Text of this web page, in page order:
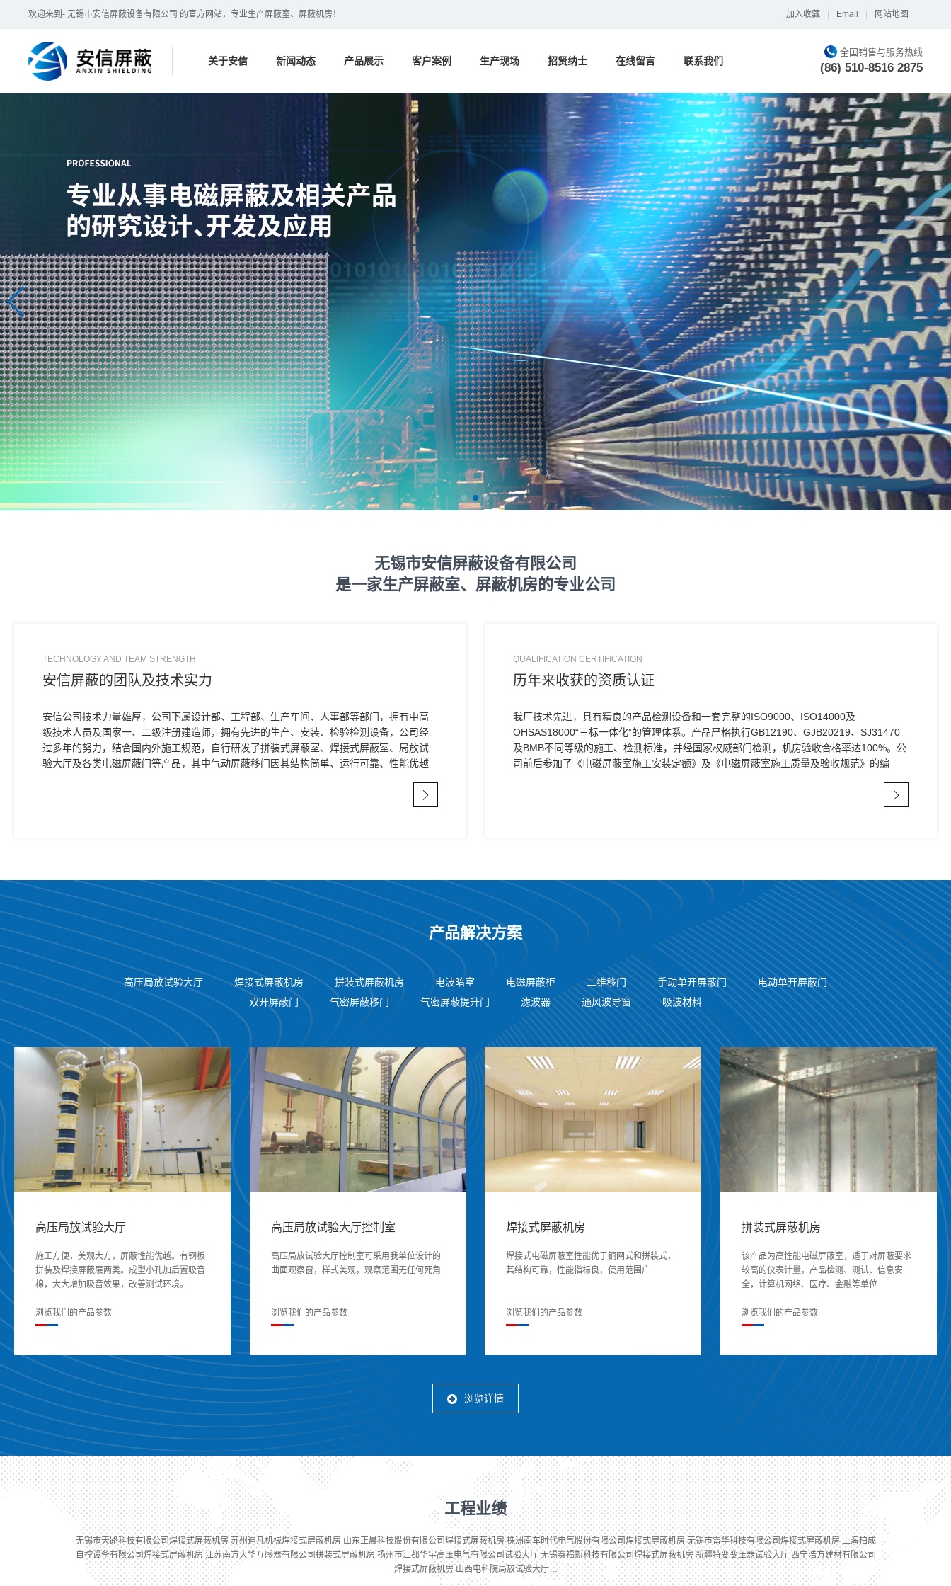
欢迎来到- 无锡市安信屏蔽设备有限公司 的官方网站，专业生产屏蔽室、屏蔽机房！ 加入收藏 Email 网站地图
关于安信 新闻动态 产品展示 客户案例 生产现场 招贤纳士 在线留言 联系我们
全国销售与服务热线
(86) 510-8516 2875
无锡市安信屏蔽设备有限公司
是一家生产屏蔽室、屏蔽机房的专业公司
TECHNOLOGY AND TEAM STRENGTH
安信屏蔽的团队及技术实力
安信公司技术力量雄厚，公司下属设计部、工程部、生产车间、人事部等部门，拥有中高
级技术人员及国家一、二级注册建造师，拥有先进的生产、安装、检验检测设备，公司经
过多年的努力，结合国内外施工规范，自行研发了拼装式屏蔽室、焊接式屏蔽室、局放试
验大厅及各类电磁屏蔽门等产品，其中气动屏蔽移门因其结构简单、运行可靠、性能优越
QUALIFICATION CERTIFICATION
历年来收获的资质认证
我厂技术先进，具有精良的产品检测设备和一套完整的ISO9000、ISO14000及
OHSAS18000“三标一体化”的管理体系。产品严格执行GB12190、GJB20219、SJ31470
及BMB不同等级的施工、检测标准，并经国家权威部门检测，机房验收合格率达100%。公
司前后参加了《电磁屏蔽室施工安装定额》及《电磁屏蔽室施工质量及验收规范》的编
产品解决方案
高压局放试验大厅 焊接式屏蔽机房 拼装式屏蔽机房 电波暗室 电磁屏蔽柜 二维移门 手动单开屏蔽门
电动单开屏蔽门
双开屏蔽门
气密屏蔽移门 气密屏蔽提升门 滤波器 通风波导窗 吸波材料
高压局放试验大厅
施工方便，美观大方，屏蔽性能优越。有钢板
拼装及焊接屏蔽层两类。成型小孔加后置吸音
棉，大大增加吸音效果，改善测试环境。
浏览我们的产品参数
高压局放试验大厅控制室
高压局放试验大厅控制室可采用我单位设计的
曲面观察窗，样式美观，观察范围无任何死角
浏览我们的产品参数
焊接式屏蔽机房
焊接式电磁屏蔽室性能优于铜网式和拼装式，
其结构可靠，性能指标良，使用范围广
浏览我们的产品参数
拼装式屏蔽机房
该产品为高性能电磁屏蔽室，适于对屏蔽要求
较高的仪表计量，产品检测、测试、信息安
全，计算机网络、医疗、金融等单位
浏览我们的产品参数
浏览详情
工程业绩
无锡市天路科技有限公司焊接式屏蔽机房 苏州迪凡机械焊接式屏蔽机房 山东正晨科技股份有限公司焊接式屏蔽机房 株洲南车时代电气股份有限公司焊接式屏蔽机房 无锡市雷华科技有限公司焊接式屏蔽机房 上海柏成
自控设备有限公司焊接式屏蔽机房 江苏南方大华互感器有限公司拼装式屏蔽机房 扬州市江都华宇高压电气有限公司试验大厅 无锡赛福斯科技有限公司焊接式屏蔽机房 新疆特变变压器试验大厅 西宁浩方建材有限公司
焊接式屏蔽机房 山西电科院局放试验大厅…